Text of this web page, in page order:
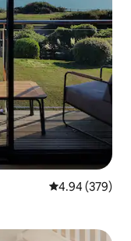
平均评分 4.94
4.94 (379)